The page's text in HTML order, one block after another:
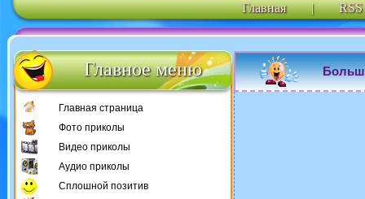
Главная | RSS
Главное меню
Главная страница
Фото приколы
Видео приколы
Аудио приколы
Сплошной позитив